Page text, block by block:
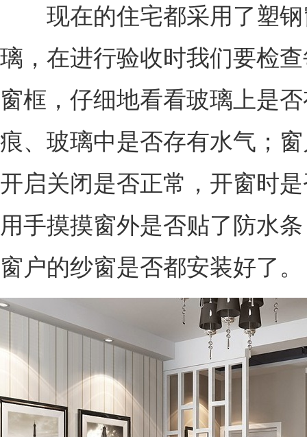
现在的住宅都采用了塑钢
璃，在进行验收时我们要检
窗框，仔细地看看玻璃上是
痕、玻璃中是否存有水气；
开启关闭是否正常，开窗时
用手摸摸窗外是否贴了防水
窗户的纱窗是否都安装好了。